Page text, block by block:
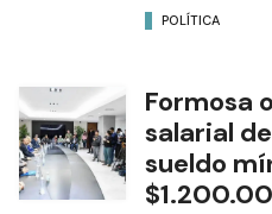
POLÍTICA
Formosa
salarial
sueldo